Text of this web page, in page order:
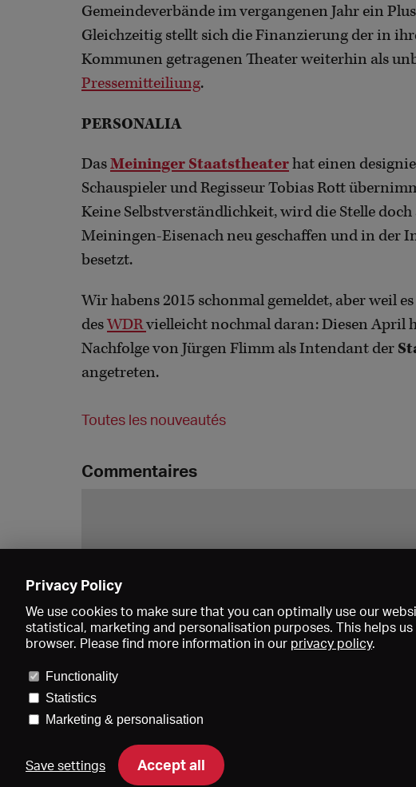
Gemeindeverbände im vergangenen Jahr ein
Gleichzeitig stellt sich die Finanzierung der in
Kommunen getragenen Theater weiterhin als
Pressemitteiliung.
PERSONALIA
DasMeininger Staatstheaterhat einen
Schauspieler und Regisseur Tobias Rott
Keine Selbstverständlichkeit, wird die Stelle
Meiningen-Eisenach neu geschaffen und in der
besetzt.
Wir habens 2015 schonmal gemeldet, aber weil
desWDRvielleicht nochmal daran: Diesen April
Nachfolge von Jürgen Flimm als Intendant der
angetreten.
Toutes les nouveautés
Commentaires
Privacy Policy
We use cookies to make sure that you can optimally use our
statistical, marketing and personalisation purposes. This helps
browser. Please find more information in our privacy policy.
Functionality
Statistics
Marketing & personalisation
Save settings Accept all